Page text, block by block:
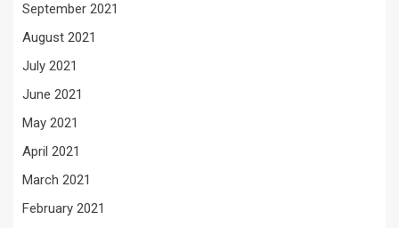
September 2021
August 2021
July 2021
June 2021
May 2021
April 2021
March 2021
February 2021